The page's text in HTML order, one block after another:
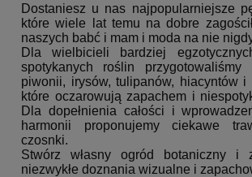
Dostaniesz u nas najpopularniejsze
które wiele lat temu na dobre
naszych babć i mam i moda na nie
Dla wielbicieli bardziej
spotykanych roślin przygotowaliśmy
piwonii, irysów, tulipanów, hiacyntów i
które oczarowują zapachem i
Dla dopełnienia całości i
harmonii proponujemy ciekawe
czosnki.
Stwórz własny ogród botaniczny i
niezwykłe doznania wizualne i